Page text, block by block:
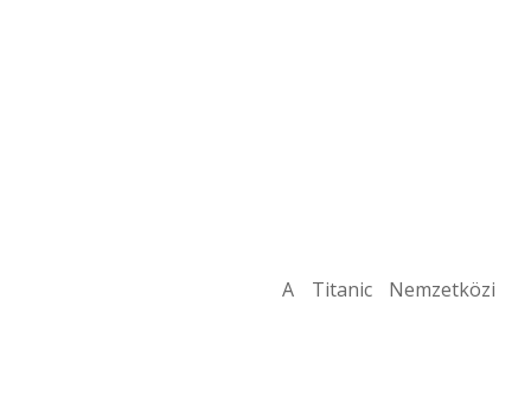
A Titanic Nemzetközi